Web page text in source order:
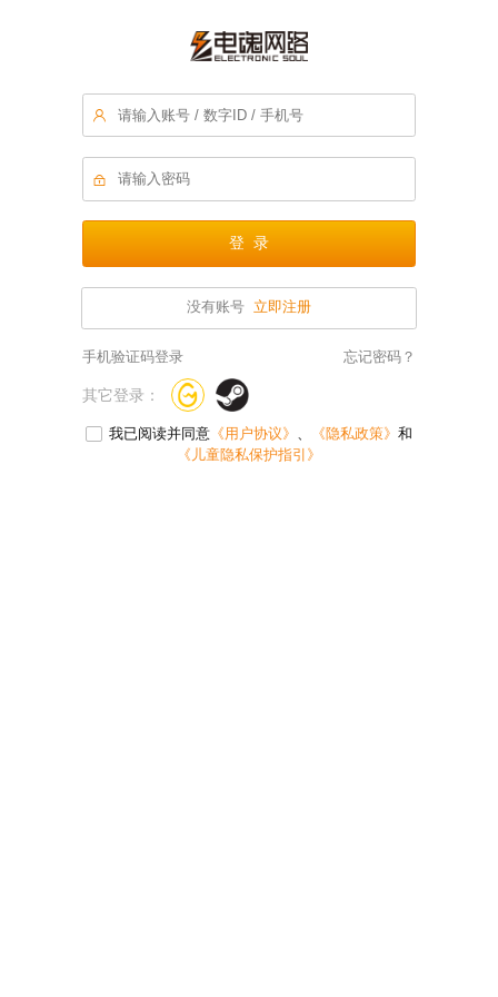


登 录
没有账号 立即注册
手机验证码登录 忘记密码？
其它登录：
我已阅读并同意 《用户协议》 、 《隐私政策》和
《儿童隐私保护指引》